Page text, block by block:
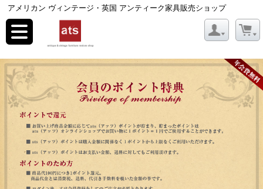
アメリカン ヴィンテージ・英国 アンティーク家具販売ショップ
toggle
navigation